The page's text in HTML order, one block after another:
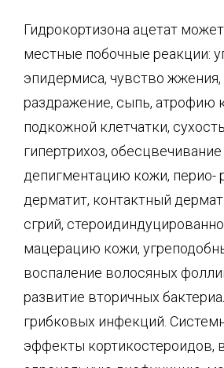
Гидрокортизона ацетат
местные побочные реакции:
эпидермиса, чувство жжения,
раздражение, сыпь, атрофию
подкожной клет­чатки,
гипертрихоз,
депигментацию кожи, перио-
дерматит, контактный
сгрий,
мацерацию кожи,
воспаление волосяных
развитие вторичных
грибковых инфекций.
эффекты кортикостероидов,